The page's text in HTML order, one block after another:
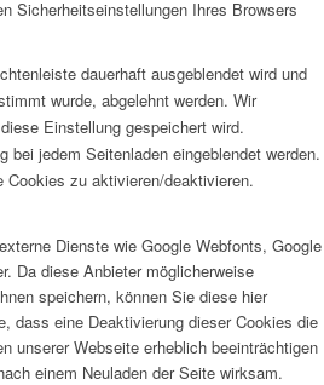
Sicherheitseinstellungen Ihres Browsers
dauerhaft ausgeblendet wird und
wurde, abgelehnt werden. Wir
Einstellung gespeichert wird.
bei jedem Seitenladen eingeblendet werden.
Cookies zu aktivieren/deaktivieren.
Dienste wie Google Webfonts, Google
Da diese Anbieter möglicherweise
speichern, können Sie diese hier
dass eine Deaktivierung dieser Cookies die
unserer Webseite erheblich beeinträchtigen
einem Neuladen der Seite wirksam.